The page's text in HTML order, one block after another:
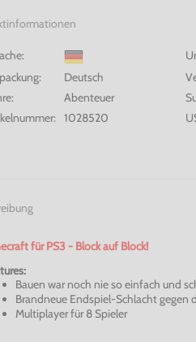
Deutsch
Abenteuer
1028520
für PS3 - Block auf Block!
Bauen war noch nie so einfach und
Brandneue Endspiel-Schlacht gegen
Multiplayer für 8 Spieler